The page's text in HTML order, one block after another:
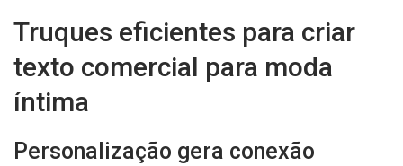
Truques eficientes para criar
texto comercial para moda
íntima
Personalização gera conexão